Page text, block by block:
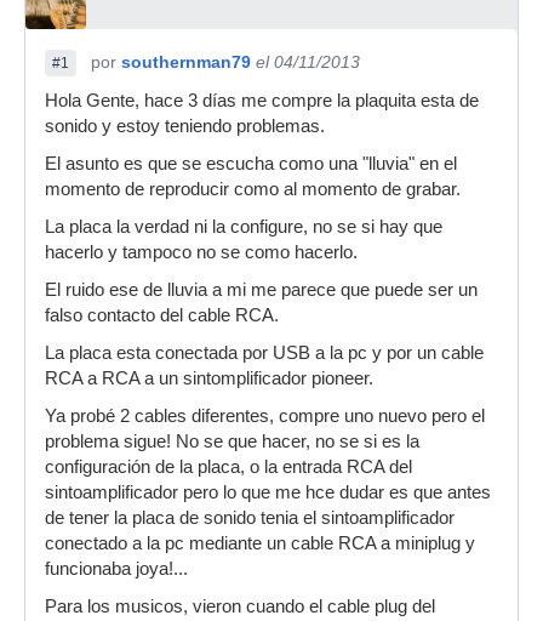
#1 por southernman79 el 04/11/2013
Hola Gente, hace 3 días me compre la plaquita esta de
sonido y estoy teniendo problemas.
El asunto es que se escucha como una "lluvia" en el
momento de reproducir como al momento de grabar.
La placa la verdad ni la configure, no se si hay que
hacerlo y tampoco no se como hacerlo.
El ruido ese de lluvia a mi me parece que puede ser un
falso contacto del cable RCA.
La placa esta conectada por USB a la pc y por un cable
RCA a RCA a un sintomplificador pioneer.
Ya probé 2 cables diferentes, compre uno nuevo pero el
problema sigue! No se que hacer, no se si es la
configuración de la placa, o la entrada RCA del
sintoamplificador pero lo que me hce dudar es que antes
de tener la placa de sonido tenia el sintoamplificador
conectado a la pc mediante un cable RCA a miniplug y
funcionaba joya!...
Para los musicos, vieron cuando el cable plug del